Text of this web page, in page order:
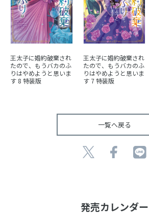
王太子に婚約破棄され
たので、もうバカのふ
りはやめようと思いま
す 8 特装版
王太子に婚約破棄され
たので、もうバカのふ
りはやめようと思いま
す 7 特装版
一覧へ戻る
発売カレンダー